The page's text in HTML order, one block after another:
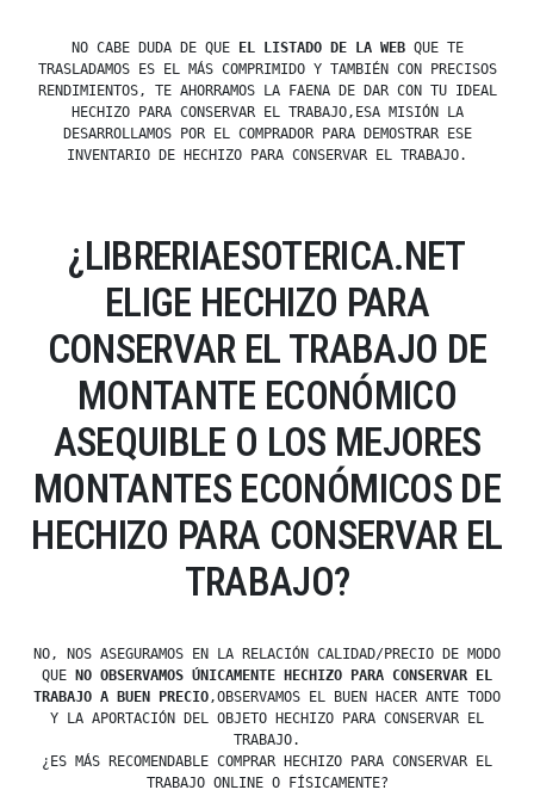
NO CABE DUDA DE QUE EL LISTADO DE LA WEBQUE TE
TRASLADAMOS ES EL MÁS COMPRIMIDO Y TAMBIÉN CON PRECISOS
RENDIMIENTOS, TE AHORRAMOS LA FAENA DE DAR CON TU IDEAL
HECHIZO PARA CONSERVAR EL TRABAJO,ESA MISIÓN LA
DESARROLLAMOS POR EL COMPRADOR PARA DEMOSTRAR ESE
INVENTARIO DE HECHIZO PARA CONSERVAR EL TRABAJO.
¿LIBRERIAESOTERICA.NET
ELIGE HECHIZO PARA
CONSERVAR EL TRABAJO DE
MONTANTE ECONÓMICO
ASEQUIBLE O LOS MEJORES
MONTANTES ECONÓMICOS DE
HECHIZO PARA CONSERVAR EL
TRABAJO?
NO, NOS ASEGURAMOS EN LA RELACIÓN CALIDAD/PRECIO DE MODO
QUE NO OBSERVAMOS ÚNICAMENTE HECHIZO PARA CONSERVAR EL
TRABAJO A BUEN PRECIO ,OBSERVAMOS EL BUEN HACER ANTE TODO
Y LA APORTACIÓN DEL OBJETO HECHIZO PARA CONSERVAR EL
TRABAJO.
¿ES MÁS RECOMENDABLE COMPRAR HECHIZO PARA CONSERVAR EL
TRABAJO ONLINE O FÍSICAMENTE?